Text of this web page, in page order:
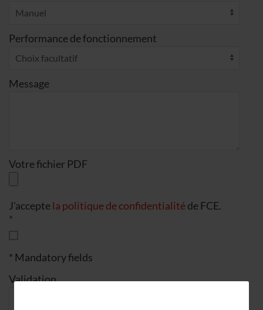
Performance de fonctionnement
Message
Votre fichier PDF
J'acceptela politique de confidentialitéde FCE.
* Mandatory fields
Validation